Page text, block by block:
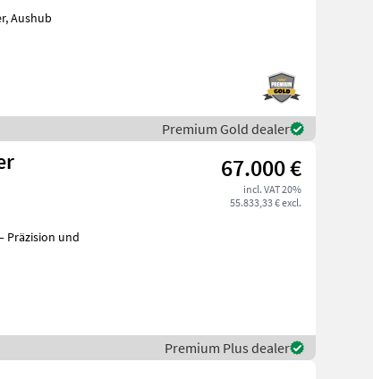
Premium Gold dealer
67.000 €
incl. VAT 20%
55.833,33 € excl.
Präzision und
Premium Plus dealer